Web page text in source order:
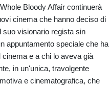
Bloody Affair continuerà
cinema che hanno deciso di
suo visionario regista sin
appuntamento speciale che ha
e a chi lo aveva già
in un'unica, travolgente
e cinematografica, che